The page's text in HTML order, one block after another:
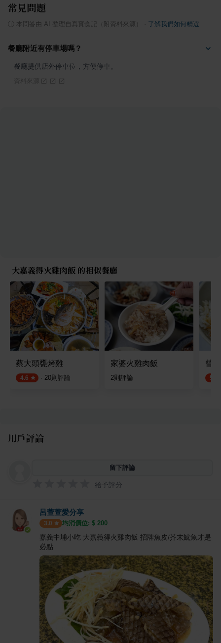
常見問題
本問答由 AI 整理自真實食記（附資料來源） 了解我們如何精選
餐廳附近有停車場嗎？
餐廳提供店外停車位，方便停車。
大嘉義得火雞肉飯 的相似餐廳
蔡大頭甕烤雞
4.6 · 20則評論
家婆火雞肉飯
2則評論
曾
5.0
用戶評論
留下評論
給予評分
呂萱萱愛分享
3.0 均消價位: $ 200
嘉義中埔小吃 大嘉義得火雞肉飯 招牌魚皮/芥末魷魚才是
必點